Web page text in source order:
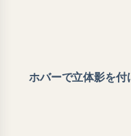
ホバーで立体影を付